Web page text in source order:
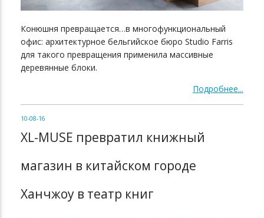
Конюшня превращается…в многофункциональный
офис: архитектурное бельгийское бюро Studio Farris
для такого превращения применила массивные
деревянные блоки.
Подробнее...
10-08-16
XL-MUSE превратил книжный
магазин в китайском городе
Ханчжоу в театр книг